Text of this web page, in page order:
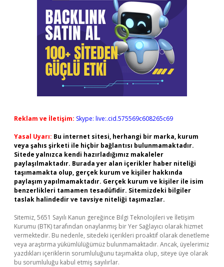
Reklam ve İletişim: Skype: live:.cid.575569c608265c69
Yasal Uyarı: Bu internet sitesi, herhangi bir marka, kurum
veya şahıs şirketi ile hiçbir bağlantısı bulunmamaktadır.
Sitede yalnızca kendi hazırladığımız makaleler
paylaşılmaktadır. Burada yer alan içerikler haber niteliği
taşımamakta olup, gerçek kurum ve kişiler hakkında
paylaşım yapılmamaktadır. Gerçek kurum ve kişiler ile isim
benzerlikleri tamamen tesadüfidir. Sitemizdeki bilgiler
taslak halindedir ve tavsiye niteliği taşımazlar.
Sitemiz, 5651 Sayılı Kanun gereğince Bilgi Teknolojileri ve İletişim
Kurumu (BTK) tarafından onaylanmış bir Yer Sağlayıcı olarak hizmet
vermektedir. Bu nedenle, sitedeki içerikleri proaktif olarak denetleme
veya araştırma yükümlülüğümüz bulunmamaktadır. Ancak, üyelerimiz
yazdıkları içeriklerin sorumluluğunu taşımakta olup, siteye üye olarak
bu sorumluluğu kabul etmiş sayılırlar.